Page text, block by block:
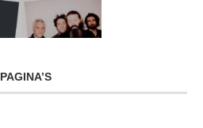
PAGINA’S